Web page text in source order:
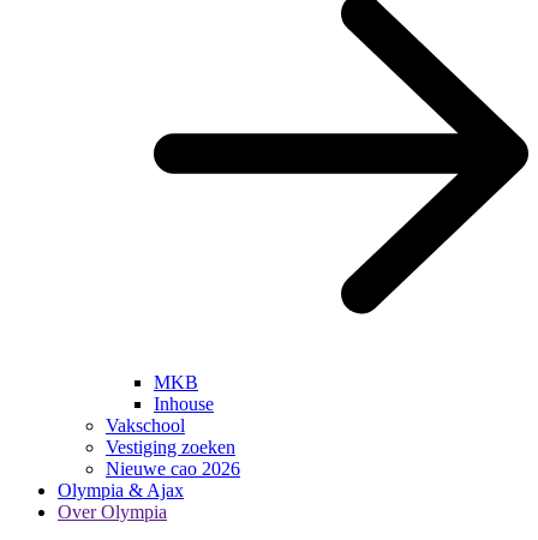
MKB
Inhouse
Vakschool
Vestiging zoeken
Nieuwe cao 2026
Olympia & Ajax
Over Olympia